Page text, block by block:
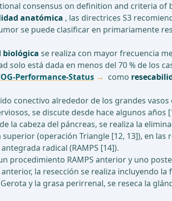
consensus on definition and criteria
anatómica , las directrices S3
se puede clasificar en primariamente
biológica se realiza con mayor frecuencia
solo está dada en menos del 70 % de los
Performance-Status como
conectivo alrededor de los grandes
se discute desde hace algunos
la cabeza del páncreas, se realiza la
(operación Triangle [12, 13]), en
radical (RAMPS [14]).
procedimiento RAMPS anterior y uno
la resección se realiza incluyendo
y la grasa perirrenal, se reseca la